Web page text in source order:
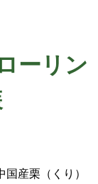
ーリン
国産栗（くり）